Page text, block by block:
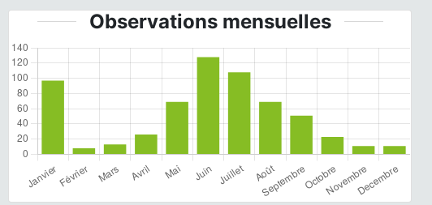
Observations mensuelles